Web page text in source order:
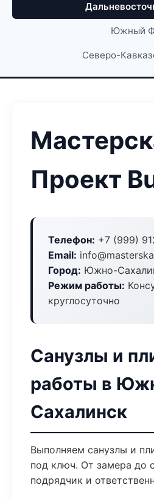
Южный
Северо-
Проект
Телефон: +7 (999)
Email:
Город: Южно-
Режим работы:
круглосуточно
Санузлы и
работы в
Сахалинск
Выполняем санузлы и
под ключ. От замера до
подрядчик и